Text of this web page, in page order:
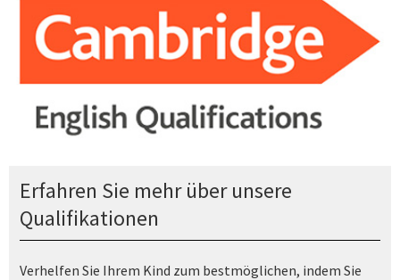
Erfahren Sie mehr über unsere
Qualifikationen
Verhelfen Sie Ihrem Kind zum bestmöglichen, indem Sie